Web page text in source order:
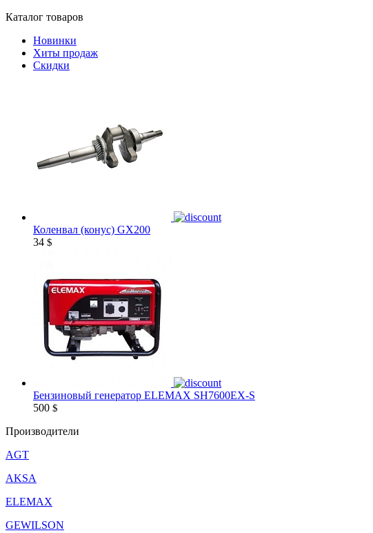
Каталог товаров
Новинки
Хиты продаж
Скидки
Коленвал (конус) GX200
34 $
Бензиновый генератор ELEMAX SH7600EX-S
500 $
Производители
AGT
AKSA
ELEMAX
GEWILSON